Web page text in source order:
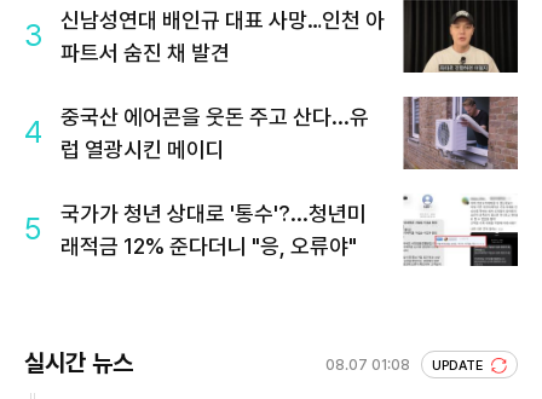
3
신남성연대 배인규 대표 사망…인천 아
파트서 숨진 채 발견
4
중국산 에어콘을 웃돈 주고 산다...유
럽 열광시킨 메이디
5
국가가 청년 상대로 '통수'?...청년미
래적금 12% 준다더니 "응, 오류야"
실시간 뉴스 08.07 01:08 UPDATE